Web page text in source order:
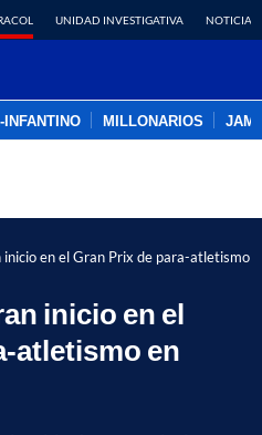
UNIDAD INVESTIGATIVA NOTICIAS
INFANTINO MILLONARIOS
en el Gran Prix de para-atletismo
inicio en el
atletismo en